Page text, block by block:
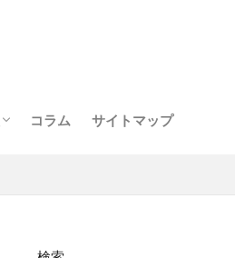
コラム サイトマップ